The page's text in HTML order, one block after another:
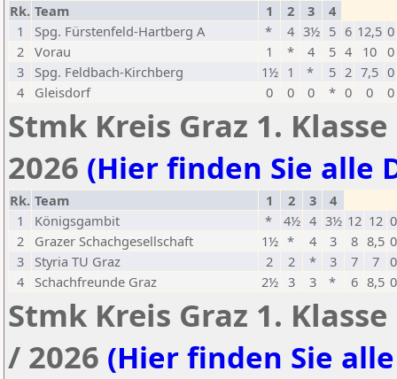
Rk. Team 1 2 3
4
1
Spg. Fürstenfeld-Hartberg A * 4 3½ 5 6 12,5 0
2 Vorau 1 * 4 5 4 10 0
3
Spg. Feldbach-Kirchberg 1½ 1 * 5 2 7,5 0
4
Gleisdorf 0 0 0 * 0 0 0
Stmk Kreis Graz 1.
2026 (Hier finden Sie alle
Rk. Team 1 2 3
4
1
Königsgambit * 4½ 4 3½ 12 12 0
2
Grazer Schachgesellschaft 1½ * 4 3 8 8,5 0
3
Styria TU Graz 2 2 * 3 7 7 0
4
Schachfreunde Graz 2½ 3 3 * 6 8,5 0
Stmk Kreis Graz 1.
/ 2026 (Hier finden Sie